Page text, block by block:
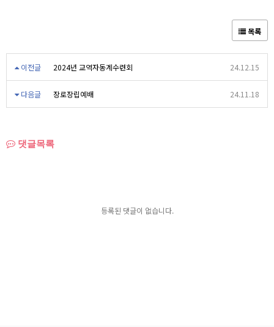
목록
이전글 2024년 교역자동계수련회 24.12.15
다음글 장로장립예배 24.11.18
댓글목록
등록된 댓글이 없습니다.